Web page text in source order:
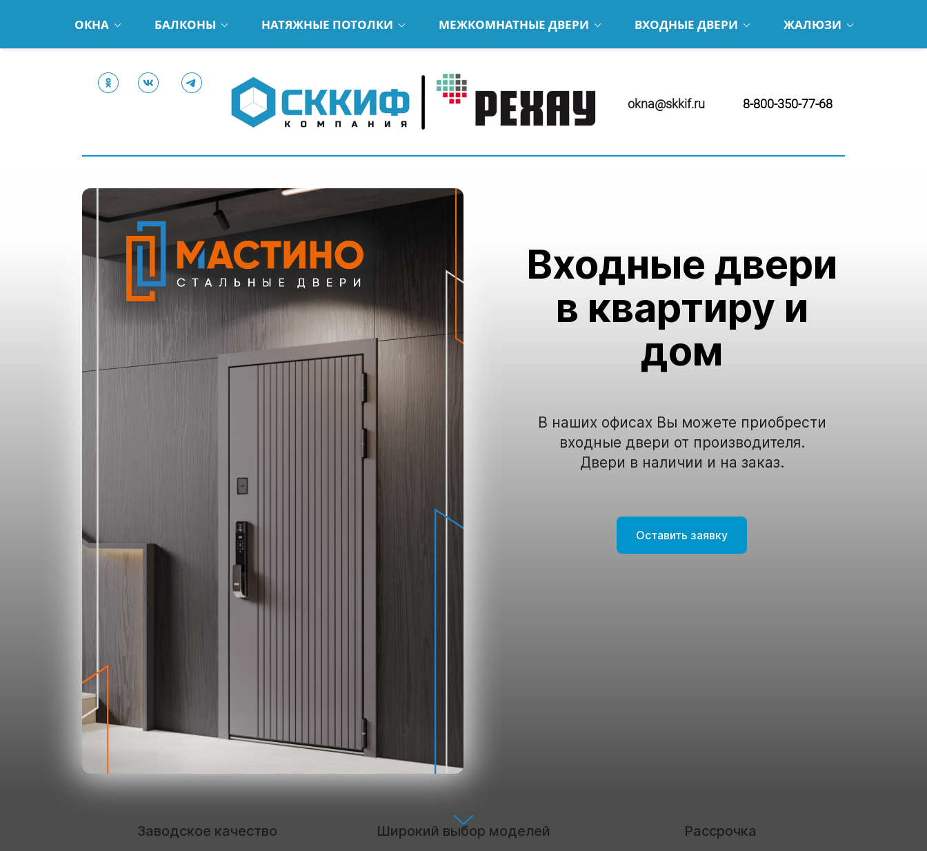
ОКНА БАЛКОНЫ НАТЯЖНЫЕ ПОТОЛКИ МЕЖКОМНАТНЫЕ ДВЕРИ ВХОДНЫЕ ДВЕРИ ЖАЛЮЗИ
okna@skkif.ru 8-800-350-77-68
Входные двери
в квартиру и
дом
В наших офисах Вы можете приобрести
входные двери от производителя.
Двери в наличии и на заказ.
Оставить заявку
Заводское качество Широкий выбор моделей Рассрочка